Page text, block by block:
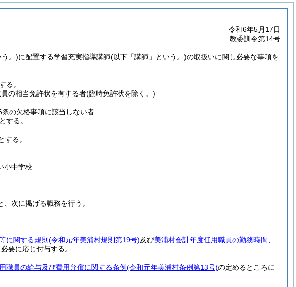
令和6年5月17日
教委訓令第14号
。)に配置する学習充実指導講師(以下「講師」という。)の取扱いに関し必要な事項を
る。
の相当免許状を有する者(臨時免許状を除く。)
条の欠格事項に該当しない者
する。
る。
小中学校
次に掲げる職務を行う。
に関する規則 (令和元年美浦村規則第19号)及び美浦村会計年度任用職員の勤務時間、
要に応じ付与する。
職員の給与及び費用弁償に関する条例(令和元年美浦村条例第13号)の定めるところに